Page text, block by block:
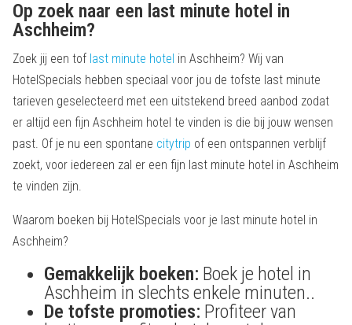
Op zoek naar een last minute hotel in
Aschheim?
Zoek jij een tof last minute hotel in Aschheim? Wij van
HotelSpecials hebben speciaal voor jou de tofste last minute
tarieven geselecteerd met een uitstekend breed aanbod zodat
er altijd een fijn Aschheim hotel te vinden is die bij jouw wensen
past. Of je nu een spontane citytrip of een ontspannen verblijf
zoekt, voor iedereen zal er een fijn last minute hotel in Aschheim
te vinden zijn.
Waarom boeken bij HotelSpecials voor je last minute hotel in
Aschheim?
Gemakkelijk boeken: Boek je hotel in
Aschheim in slechts enkele minuten..
De tofste promoties: Profiteer van